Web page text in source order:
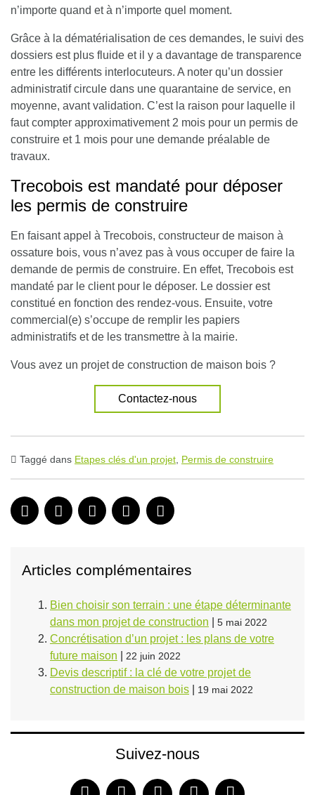
n’importe quand et à n’importe quel moment.
Grâce à la dématérialisation de ces demandes, le suivi des
dossiers est plus fluide et il y a davantage de transparence
entre les différents interlocuteurs. A noter qu’un dossier
administratif circule dans une quarantaine de service, en
moyenne, avant validation. C’est la raison pour laquelle il
faut compter approximativement 2 mois pour un permis de
construire et 1 mois pour une demande préalable de
travaux.
Trecobois est mandaté pour déposer
les permis de construire
En faisant appel à Trecobois, constructeur de maison à
ossature bois, vous n’avez pas à vous occuper de faire la
demande de permis de construire. En effet, Trecobois est
mandaté par le client pour le déposer. Le dossier est
constitué en fonction des rendez-vous. Ensuite, votre
commercial(e) s’occupe de remplir les papiers
administratifs et de les transmettre à la mairie.
Vous avez un projet de construction de maison bois ?
Contactez-nous
Taggé dans Etapes clés d'un projet Permis de construire
Articles complémentaires
Bien choisir son terrain : une étape déterminante
dans mon projet de construction
5 mai 2022
Concrétisation d’un projet : les plans de votre
future maison
22 juin 2022
Devis descriptif : la clé de votre projet de
construction de maison bois
19 mai 2022
Suivez-nous